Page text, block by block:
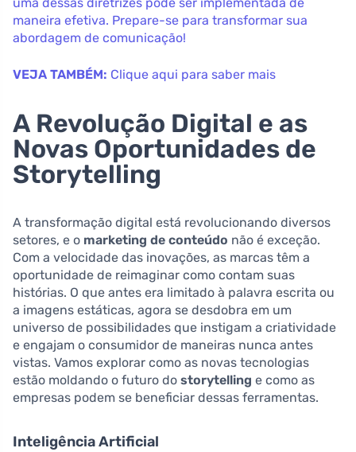
uma dessas diretrizes pode ser implementada de
maneira efetiva. Prepare-se para transformar sua
abordagem de comunicação!
VEJA TAMBÉM: Clique aqui para saber mais
A Revolução Digital e as
Novas Oportunidades de
Storytelling
A transformação digital está revolucionando diversos
setores, e o marketing de conteúdo não é exceção.
Com a velocidade das inovações, as marcas têm a
oportunidade de reimaginar como contam suas
histórias. O que antes era limitado à palavra escrita ou
a imagens estáticas, agora se desdobra em um
universo de possibilidades que instigam a criatividade
e engajam o consumidor de maneiras nunca antes
vistas. Vamos explorar como as novas tecnologias
estão moldando o futuro do storytelling e como as
empresas podem se beneficiar dessas ferramentas.
Inteligência Artificial